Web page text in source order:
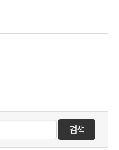
검색